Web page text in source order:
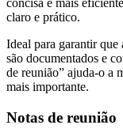
concisa é mais
claro e prático.
Ideal para garantir que
são documentados e
de reunião” ajuda-o a
mais importante.
Notas de reunião